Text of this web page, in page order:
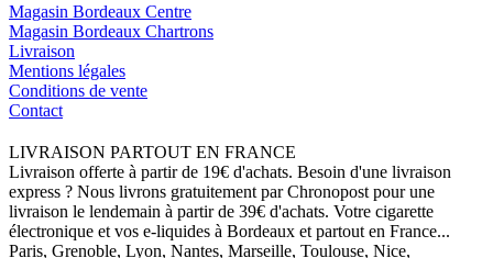
Magasin Bordeaux Centre
Magasin Bordeaux Chartrons
Livraison
Mentions légales
Conditions de vente
Contact
LIVRAISON PARTOUT EN FRANCE
Livraison offerte à partir de 19€ d'achats. Besoin d'une livraison
express ? Nous livrons gratuitement par Chronopost pour une
livraison le lendemain à partir de 39€ d'achats. Votre cigarette
électronique et vos e-liquides à Bordeaux et partout en France...
Paris, Grenoble, Lyon, Nantes, Marseille, Toulouse, Nice,